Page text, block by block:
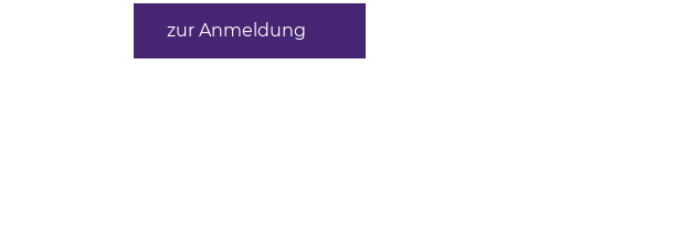
zur Anmeldung